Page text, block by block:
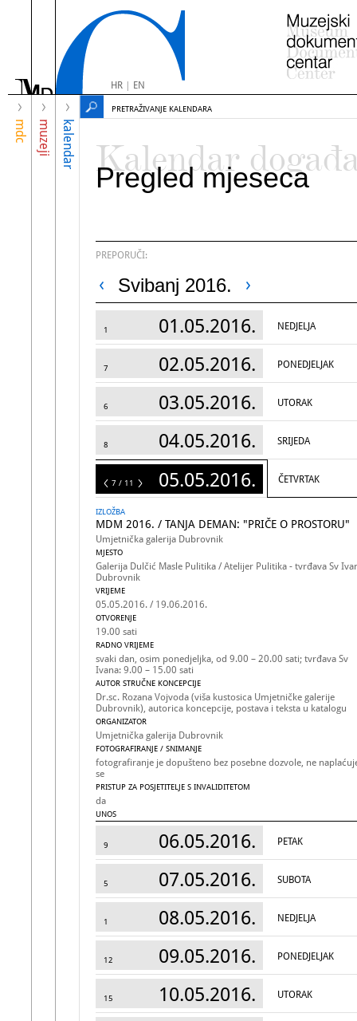
HR| EN
mdc muzeji kalendar
PRETRAŽIVANJE KALENDARA
Kalendar
Pregled mjeseca
PREPORUČI:
Svibanj 2016.
1 01.05.2016. NEDJELJA
7 02.05.2016. PONEDJELJAK
6 03.05.2016. UTORAK
8 04.05.2016. SRIJEDA
11 05.05.2016. ČETVRTAK
7 / 11
IZLOŽBA
MDM 2016. / TANJA DEMAN: "PRIČE O PROSTORU"
Umjetnička galerija Dubrovnik
MJESTO
Galerija Dulčić Masle Pulitika / Atelijer Pulitika - tvrđava Sv
Dubrovnik
VRIJEME
05.05.2016. / 19.06.2016.
OTVORENJE
19.00 sati
RADNO VRIJEME
svaki dan, osim ponedjeljka, od 9.00 – 20.00 sati; tvrđava Sv
Ivana: 9.00 – 15.00 sati
AUTOR STRUČNE KONCEPCIJE
Dr.sc. Rozana Vojvoda (viša kustosica Umjetničke galerije
Dubrovnik), autorica koncepcije, postava i teksta u katalogu
ORGANIZATOR
Umjetnička galerija Dubrovnik
FOTOGRAFIRANJE / SNIMANJE
fotografiranje je dopušteno bez posebne dozvole, ne
se
PRISTUP ZA POSJETITELJE S INVALIDITETOM
da
UNOS
Mirna Šimat
9 06.05.2016. PETAK
5 07.05.2016. SUBOTA
1 08.05.2016. NEDJELJA
12 09.05.2016. PONEDJELJAK
15 10.05.2016. UTORAK